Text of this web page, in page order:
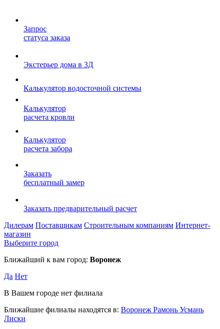
Запрос
статуса заказа
Экстерьер дома в 3Д
Калькулятор водосточной системы
Калькулятор
расчета кровли
Калькулятор
расчета забора
Заказать
бесплатный замер
Заказать предварительный расчет
Дилерам Поставщикам Строительным компаниям Интернет-
магазин
Выберите город
Ближайший к вам город: Воронеж
Да Нет
В Вашем городе нет филиала
Ближайшие филиалы находятся в: Воронеж Рамонь Усмань
Лиски